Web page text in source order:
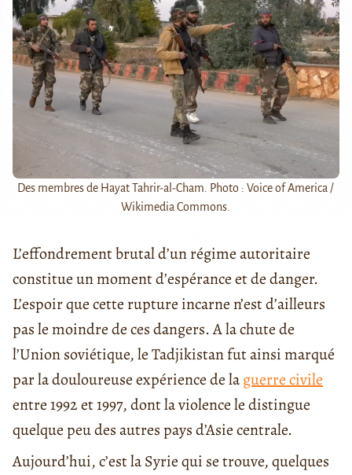
Des membres de Hayat Tahrir-al-Cham. Photo : Voice of America /
Wikimedia Commons.
L’effondrement brutal d’un régime autoritaire
constitue un moment d’espérance et de danger.
L’espoir que cette rupture incarne n’est d’ailleurs
pas le moindre de ces dangers. A la chute de
l’Union soviétique, le Tadjikistan fut ainsi marqué
par la douloureuse expérience de laguerre civile
entre 1992 et 1997, dont la violence le distingue
quelque peu des autres pays d’Asie centrale.
Aujourd’hui, c’est la Syrie qui se trouve, quelques